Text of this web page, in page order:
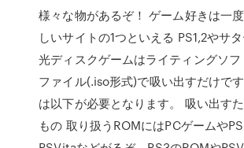
様々な物があるぞ！ ゲーム好きは一
しいサイトの1つといえる PS1,2やサ
光ディスクゲームはライティングソ
ファイル(.iso形式)で吸い出すだけで
は以下が必要となります。 吸い出す
もの 取り扱うROMにはPCゲームや